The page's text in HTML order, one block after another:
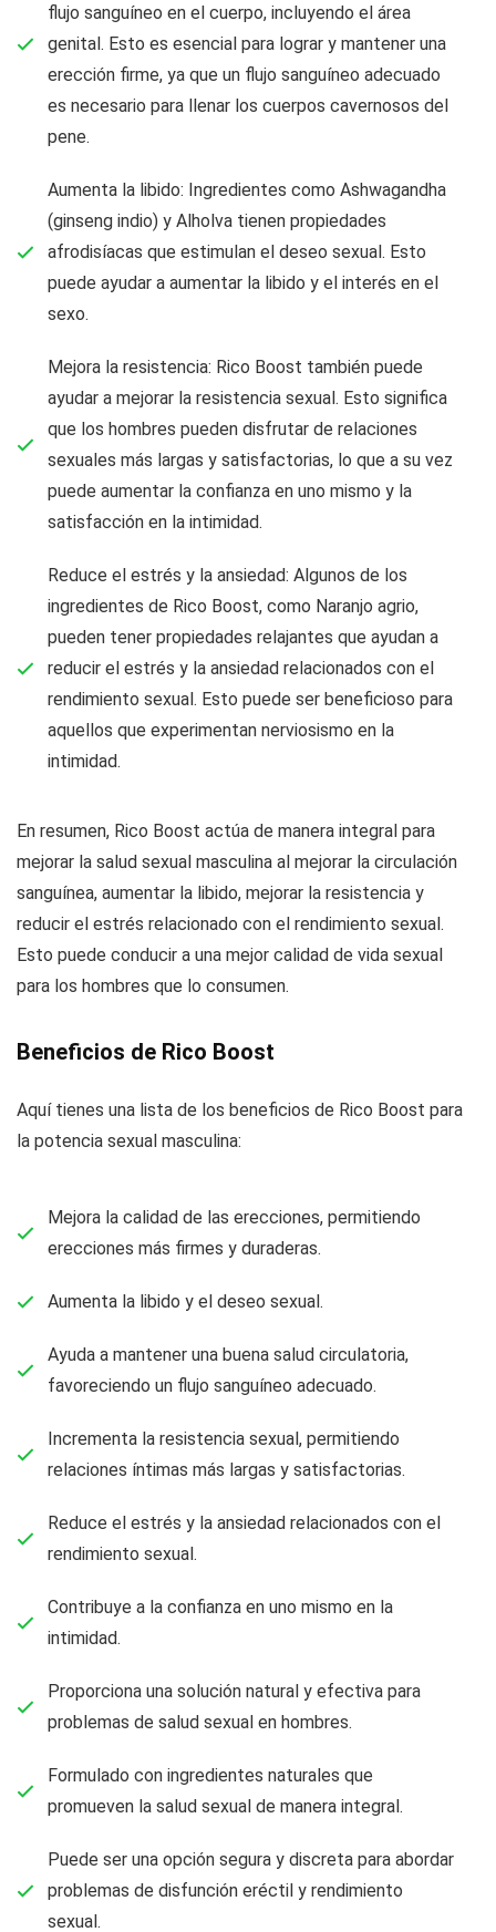
flujo sanguíneo en el cuerpo, incluyendo el área
genital. Esto es esencial para lograr y mantener una
erección firme, ya que un flujo sanguíneo adecuado
es necesario para llenar los cuerpos cavernosos del
pene.
Aumenta la libido: Ingredientes como Ashwagandha
(ginseng indio) y Alholva tienen propiedades
afrodisíacas que estimulan el deseo sexual. Esto
puede ayudar a aumentar la libido y el interés en el
sexo.
Mejora la resistencia: Rico Boost también puede
ayudar a mejorar la resistencia sexual. Esto significa
que los hombres pueden disfrutar de relaciones
sexuales más largas y satisfactorias, lo que a su vez
puede aumentar la confianza en uno mismo y la
satisfacción en la intimidad.
Reduce el estrés y la ansiedad: Algunos de los
ingredientes de Rico Boost, como Naranjo agrio,
pueden tener propiedades relajantes que ayudan a
reducir el estrés y la ansiedad relacionados con el
rendimiento sexual. Esto puede ser beneficioso para
aquellos que experimentan nerviosismo en la
intimidad.
En resumen, Rico Boost actúa de manera integral para
mejorar la salud sexual masculina al mejorar la circulación
sanguínea, aumentar la libido, mejorar la resistencia y
reducir el estrés relacionado con el rendimiento sexual.
Esto puede conducir a una mejor calidad de vida sexual
para los hombres que lo consumen.
Beneficios de Rico Boost
Aquí tienes una lista de los beneficios de Rico Boost para
la potencia sexual masculina:
Mejora la calidad de las erecciones, permitiendo
erecciones más firmes y duraderas.
Aumenta la libido y el deseo sexual.
Ayuda a mantener una buena salud circulatoria,
favoreciendo un flujo sanguíneo adecuado.
Incrementa la resistencia sexual, permitiendo
relaciones íntimas más largas y satisfactorias.
Reduce el estrés y la ansiedad relacionados con el
rendimiento sexual.
Contribuye a la confianza en uno mismo en la
intimidad.
Proporciona una solución natural y efectiva para
problemas de salud sexual en hombres.
Formulado con ingredientes naturales que
promueven la salud sexual de manera integral.
Puede ser una opción segura y discreta para abordar
problemas de disfunción eréctil y rendimiento
sexual.